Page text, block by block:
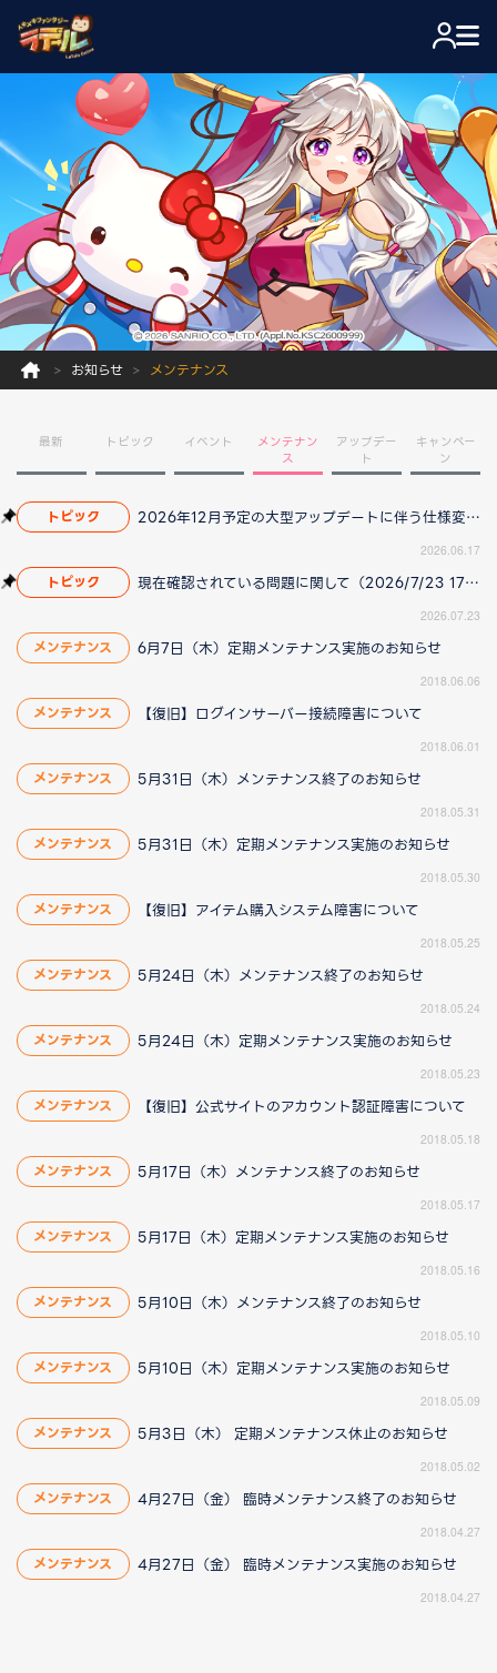
お知らせ メンテナンス
最新 トピック イベント
メンテナン
ス
アップデー
ト
キャンペー
ン
トピック 2026年12月予定の大型アップデートに伴う仕様変更のお知らせ
2026.06.17
トピック 現在確認されている問題に関して（2026/7/23 17:00更新）
2026.07.23
メンテナンス 6月7日（木）定期メンテナンス実施のお知らせ
2018.06.06
メンテナンス 【復旧】ログインサーバー接続障害について
2018.06.01
メンテナンス 5月31日（木）メンテナンス終了のお知らせ
2018.05.31
メンテナンス 5月31日（木）定期メンテナンス実施のお知らせ
2018.05.30
メンテナンス 【復旧】アイテム購入システム障害について
2018.05.25
メンテナンス 5月24日（木）メンテナンス終了のお知らせ
2018.05.24
メンテナンス 5月24日（木）定期メンテナンス実施のお知らせ
2018.05.23
メンテナンス 【復旧】公式サイトのアカウント認証障害について
2018.05.18
メンテナンス 5月17日（木）メンテナンス終了のお知らせ
2018.05.17
メンテナンス 5月17日（木）定期メンテナンス実施のお知らせ
2018.05.16
メンテナンス 5月10日（木）メンテナンス終了のお知らせ
2018.05.10
メンテナンス 5月10日（木）定期メンテナンス実施のお知らせ
2018.05.09
メンテナンス 5月3日（木） 定期メンテナンス休止のお知らせ
2018.05.02
メンテナンス 4月27日（金） 臨時メンテナンス終了のお知らせ
2018.04.27
メンテナンス 4月27日（金） 臨時メンテナンス実施のお知らせ
2018.04.27